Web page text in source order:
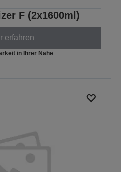
F (2x1600ml)
erfahren
in Ihrer Nähe